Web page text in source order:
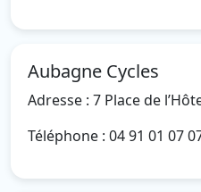
Aubagne Cycles
Adresse : 7 Place de
Téléphone : 04 91 01 07